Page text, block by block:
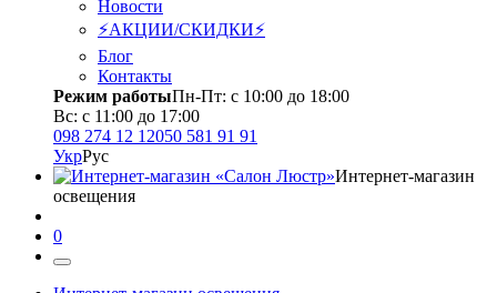
Новости
⚡АКЦИИ/СКИДКИ⚡
Блог
Контакты
Режим работыПн-Пт: с 10:00 до 18:00
Вс: с 11:00 до 17:00
098 274 12 12050 581 91 91
УкрРус
Интернет-магазин
освещения
0